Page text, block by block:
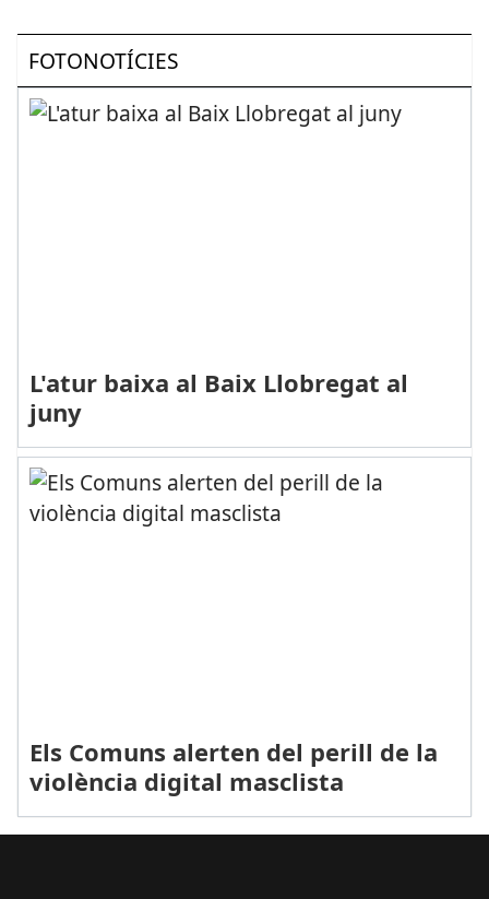
FOTONOTÍCIES
L'atur baixa al Baix Llobregat al
juny
Els Comuns alerten del perill de la
violència digital masclista